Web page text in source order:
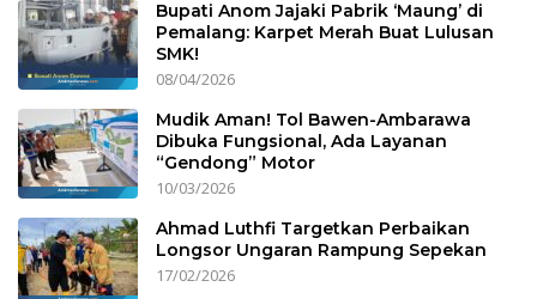
Bupati Anom Jajaki Pabrik ‘Maung’ di
Pemalang: Karpet Merah Buat Lulusan
SMK!
08/04/2026
Mudik Aman! Tol Bawen-Ambarawa
Dibuka Fungsional, Ada Layanan
“Gendong” Motor
10/03/2026
Ahmad Luthfi Targetkan Perbaikan
Longsor Ungaran Rampung Sepekan
17/02/2026